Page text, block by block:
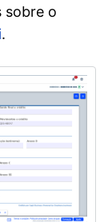
sobre o
.